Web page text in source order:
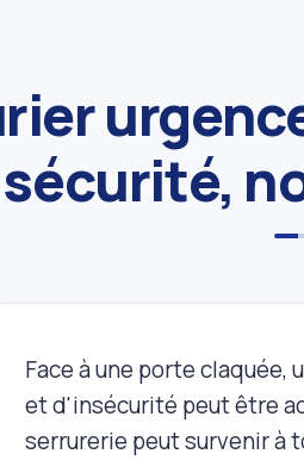
Face à une porte
et d'insécurité peut être
serrurerie peut survenir à